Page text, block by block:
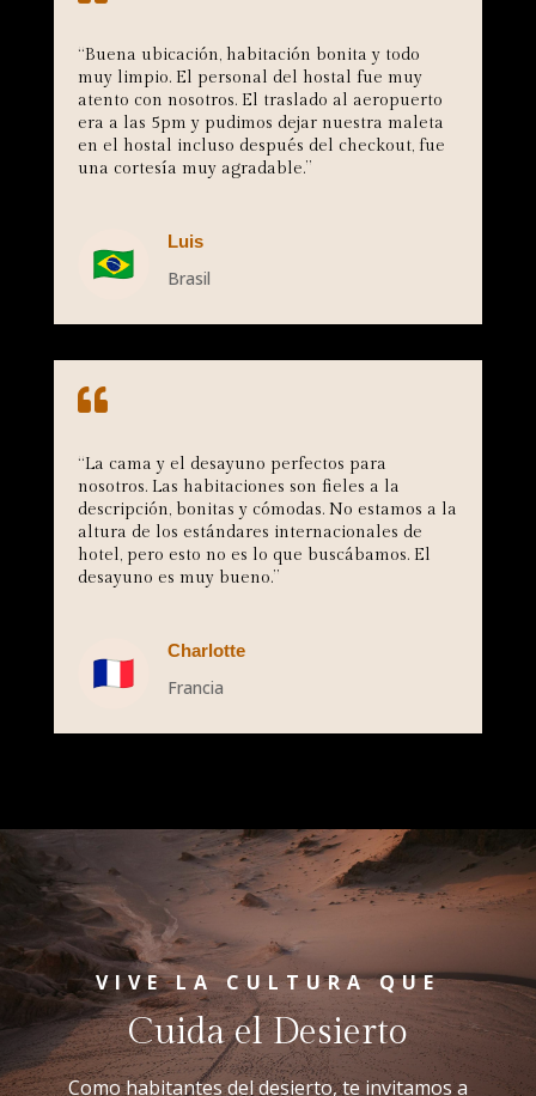
“Buena ubicación, habitación bonita y todo
muy limpio. El personal del hostal fue muy
atento con nosotros. El traslado al aeropuerto
era a las 5pm y pudimos dejar nuestra maleta
en el hostal incluso después del checkout, fue
una cortesía muy agradable.”
Luis
Brasil

“La cama y el desayuno perfectos para
nosotros. Las habitaciones son fieles a la
descripción, bonitas y cómodas. No estamos a la
altura de los estándares internacionales de
hotel, pero esto no es lo que buscábamos. El
desayuno es muy bueno.”
Charlotte
Francia
VIVE LA CULTURA QUE
Cuida el Desierto
Como habitantes del desierto, te invitamos a